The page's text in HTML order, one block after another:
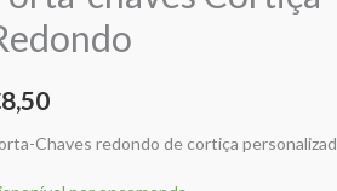
8,50
Chaves redondo de cortiça